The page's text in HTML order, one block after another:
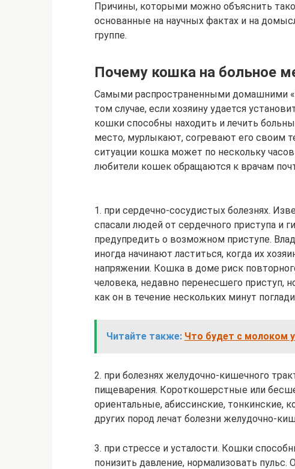
Причины, которыми можно объяснить
основанные на научных фактах и на
группе.
Почему кошка на больное
Самыми распространенными домашними
том случае, если хозяину удается
кошки способны находить и лечить
место, мурлыкают, согревают его своим
ситуации кошка может по нескольку
любители кошек обращаются к врачам
1. при сердечно-сосудистых болезнях.
спасали людей от сердечного приступа и
предупредить о возможном приступе.
иногда начинают ластиться, когда их
напряжении. Кошка в доме риск
человека, недавно перенесшего приступ,
как он в течение нескольких минут
Читайте также: Что будет с молоком
2. при болезнях желудочно-кишечного
пищеварения. Короткошерстные или
ориентальные, абиссинские, тонкинские,
других пород лечат болезни желудочно-
3. при стрессе и усталости. Кошки
понизить давление, нормализовать